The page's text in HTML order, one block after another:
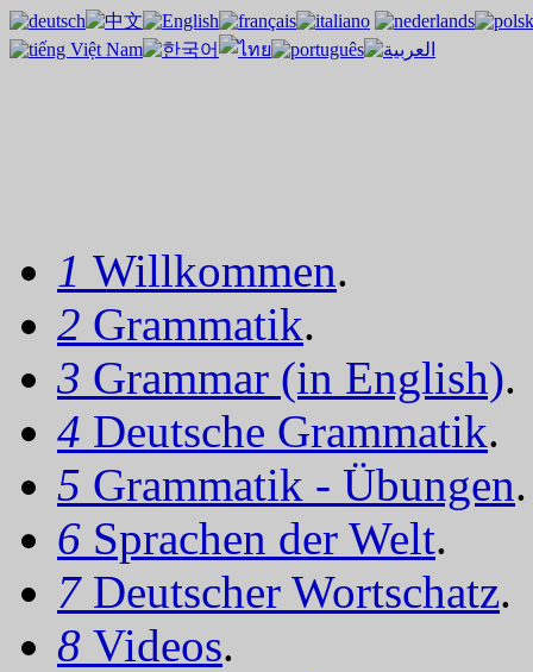
1 Willkommen.
2 Grammatik.
3 Grammar (in English).
4 Deutsche Grammatik.
5 Grammatik - Übungen.
6 Sprachen der Welt.
7 Deutscher Wortschatz.
8 Videos.